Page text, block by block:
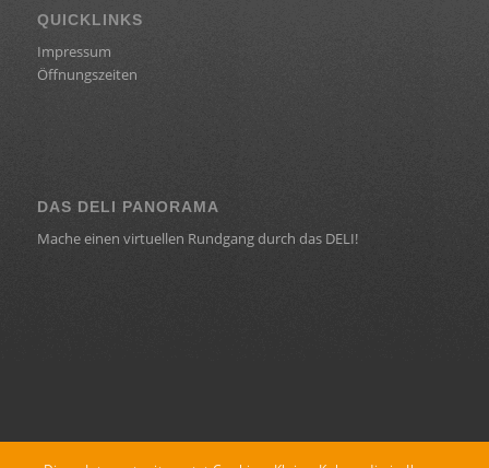
QUICKLINKS
Impressum
Öffnungszeiten
DAS DELI PANORAMA
Mache einen virtuellen Rundgang durch das DELI!